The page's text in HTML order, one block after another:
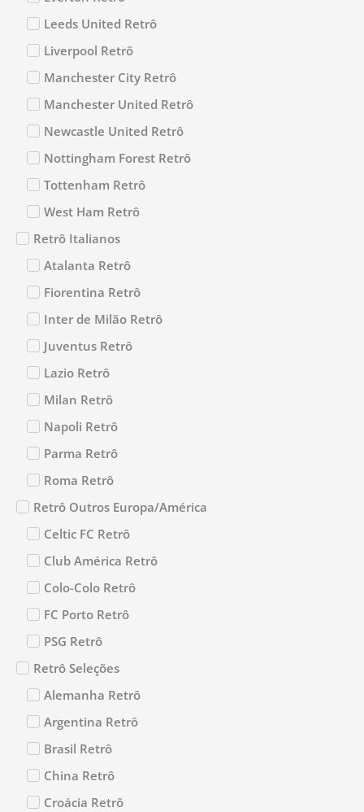
Leeds United Retrô
Liverpool Retrô
Manchester City Retrô
Manchester United Retrô
Newcastle United Retrô
Nottingham Forest Retrô
Tottenham Retrô
West Ham Retrô
Retrô Italianos
Atalanta Retrô
Fiorentina Retrô
Inter de Milão Retrô
Juventus Retrô
Lazio Retrô
Milan Retrô
Napoli Retrô
Parma Retrô
Roma Retrô
Retrô Outros Europa/América
Celtic FC Retrô
Club América Retrô
Colo-Colo Retrô
FC Porto Retrô
PSG Retrô
Retrô Seleções
Alemanha Retrô
Argentina Retrô
Brasil Retrô
China Retrô
Croácia Retrô